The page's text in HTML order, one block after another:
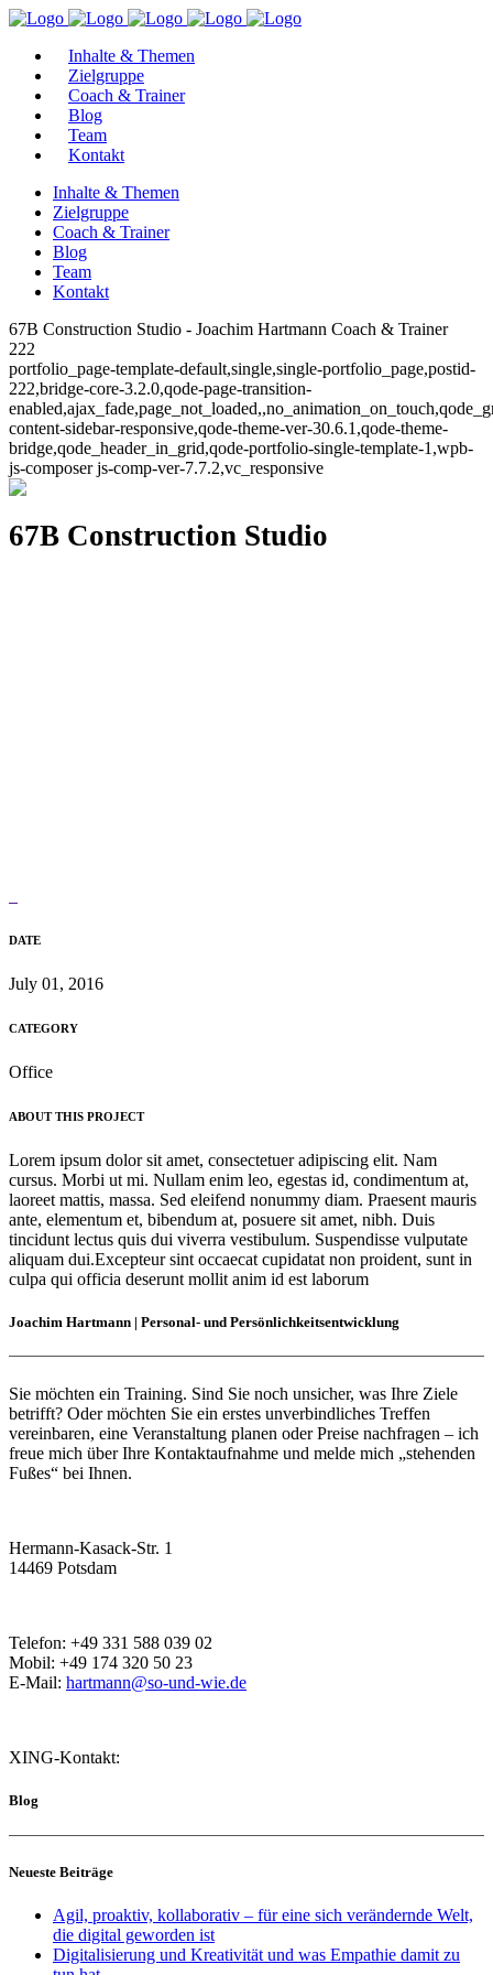
Inhalte & Themen
Zielgruppe
Coach & Trainer
Blog
Team
Kontakt
Inhalte & Themen
Zielgruppe
Coach & Trainer
Blog
Team
Kontakt
67B Construction Studio - Joachim Hartmann Coach & Trainer
222
portfolio_page-template-default,single,single-portfolio_page,postid-
222,bridge-core-3.2.0,qode-page-transition-
content-sidebar-responsive,qode-theme-ver-30.6.1,qode-theme-
bridge,qode_header_in_grid,qode-portfolio-single-template-1,wpb-
js-composer js-comp-ver-7.7.2,vc_responsive
67B Construction Studio
DATE
July 01, 2016
CATEGORY
Office
ABOUT THIS PROJECT
Lorem ipsum dolor sit amet, consectetuer adipiscing elit. Nam
cursus. Morbi ut mi. Nullam enim leo, egestas id, condimentum at,
laoreet mattis, massa. Sed eleifend nonummy diam. Praesent mauris
ante, elementum et, bibendum at, posuere sit amet, nibh. Duis
tincidunt lectus quis dui viverra vestibulum. Suspendisse vulputate
aliquam dui.Excepteur sint occaecat cupidatat non proident, sunt in
culpa qui officia deserunt mollit anim id est laborum
Joachim Hartmann | Personal- und Persönlichkeitsentwicklung
Sie möchten ein Training. Sind Sie noch unsicher, was Ihre Ziele
betrifft? Oder möchten Sie ein erstes unverbindliches Treffen
vereinbaren, eine Veranstaltung planen oder Preise nachfragen – ich
freue mich über Ihre Kontaktaufnahme und melde mich „stehenden
Fußes“ bei Ihnen.
Hermann-Kasack-Str. 1
14469 Potsdam
Telefon: +49 331 588 039 02
Mobil: +49 174 320 50 23
E-Mail: hartmann@so-und-wie.de
XING-Kontakt:
Blog
Neueste Beiträge
Agil, proaktiv, kollaborativ – für eine sich verändernde Welt,
die digital geworden ist
Digitalisierung und Kreativität und was Empathie damit zu